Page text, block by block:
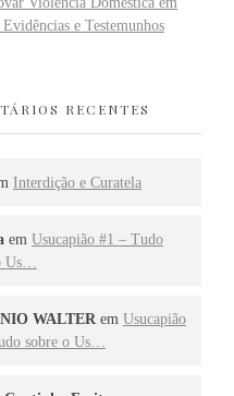
e Testemunhos
RECENTES
Interdição e Curatela
em Usucapião #1 – Tudo
Us…
WALTER em Usucapião
sobre o Us…